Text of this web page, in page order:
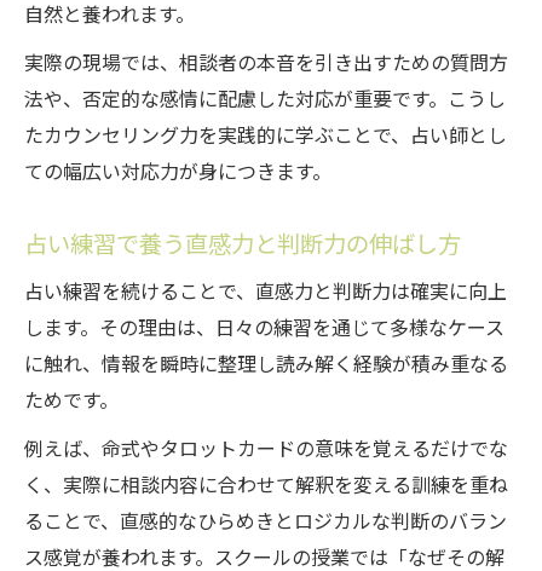
自然と養われます。
実際の現場では、相談者の本音を引き出すための質問方
法や、否定的な感情に配慮した対応が重要です。こうし
たカウンセリング力を実践的に学ぶことで、占い師とし
ての幅広い対応力が身につきます。
占い練習で養う直感力と判断力の伸ばし方
占い練習を続けることで、直感力と判断力は確実に向上
します。その理由は、日々の練習を通じて多様なケース
に触れ、情報を瞬時に整理し読み解く経験が積み重なる
ためです。
例えば、命式やタロットカードの意味を覚えるだけでな
く、実際に相談内容に合わせて解釈を変える訓練を重ね
ることで、直感的なひらめきとロジカルな判断のバラン
ス感覚が養われます。スクールの授業では「なぜその解